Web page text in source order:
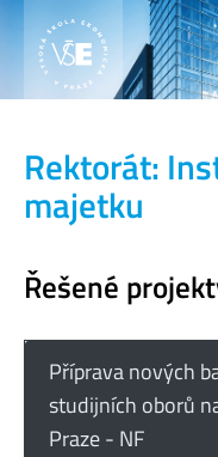
Rektorát:
majetku
Řešené
Příprava nových
studijních oborů
Praze - NF